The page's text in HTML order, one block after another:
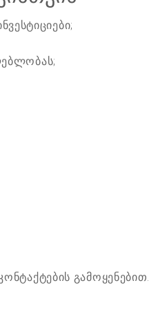
გამოყენებით.